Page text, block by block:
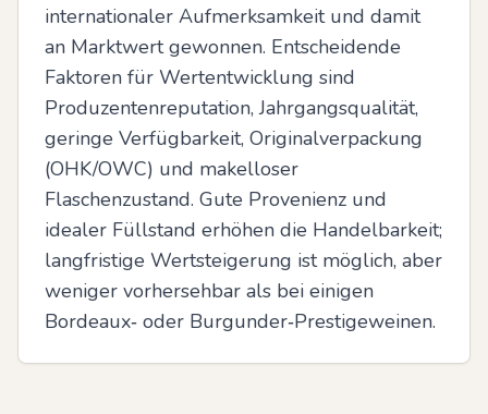
internationaler Aufmerksamkeit und damit
an Marktwert gewonnen. Entscheidende
Faktoren für Wertentwicklung sind
Produzentenreputation, Jahrgangsqualität,
geringe Verfügbarkeit, Originalverpackung
(OHK/OWC) und makelloser
Flaschenzustand. Gute Provenienz und
idealer Füllstand erhöhen die Handelbarkeit;
langfristige Wertsteigerung ist möglich, aber
weniger vorhersehbar als bei einigen
Bordeaux‑ oder Burgunder‑Prestigeweinen.